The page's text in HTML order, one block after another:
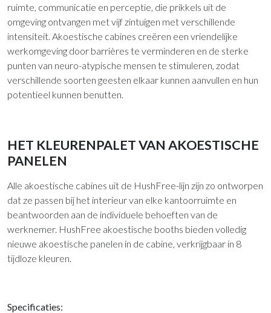
ruimte, communicatie en perceptie, die prikkels uit de
omgeving ontvangen met vijf zintuigen met verschillende
intensiteit. Akoestische cabines creëren een vriendelijke
werkomgeving door barrières te verminderen en de sterke
punten van neuro-atypische mensen te stimuleren, zodat
verschillende soorten geesten elkaar kunnen aanvullen en hun
potentieel kunnen benutten.
HET KLEURENPALET VAN AKOESTISCHE
PANELEN
Alle akoestische cabines uit de HushFree-lijn zijn zo ontworpen
dat ze passen bij het interieur van elke kantoorruimte en
beantwoorden aan de individuele behoeften van de
werknemer. HushFree akoestische booths bieden volledig
nieuwe akoestische panelen in de cabine, verkrijgbaar in 8
tijdloze kleuren.
Specificaties: